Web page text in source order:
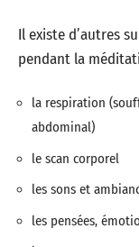
Il existe d’autres
pendant la
la respiration
abdominal)
le scan corporel
les sons et
les pensées,